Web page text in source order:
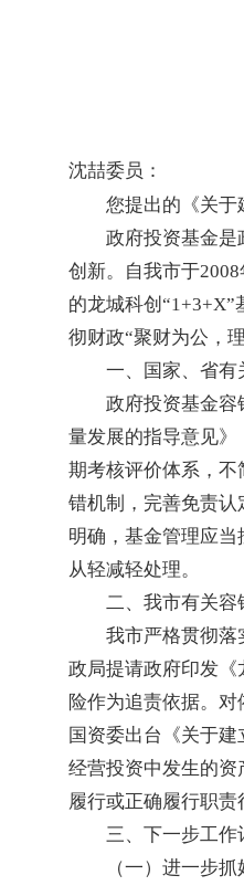
沈喆委员：
您提出的《关于
政府投资基金是
创新。自我市于
的龙城科创
彻财政“聚财为公，
一、国家、省有
政府投资基金容
量发展的指导意见
期考核评价体系，
错机制，完善免责认
明确，基金管理应
从轻减轻处理。
二、我市有关容
我市严格贯彻落
政局提请政府印发
险作为追责依据。
国资委出台《关于
经营投资中发生的
履行或正确履行职
三、下一步工作
（一）进一步